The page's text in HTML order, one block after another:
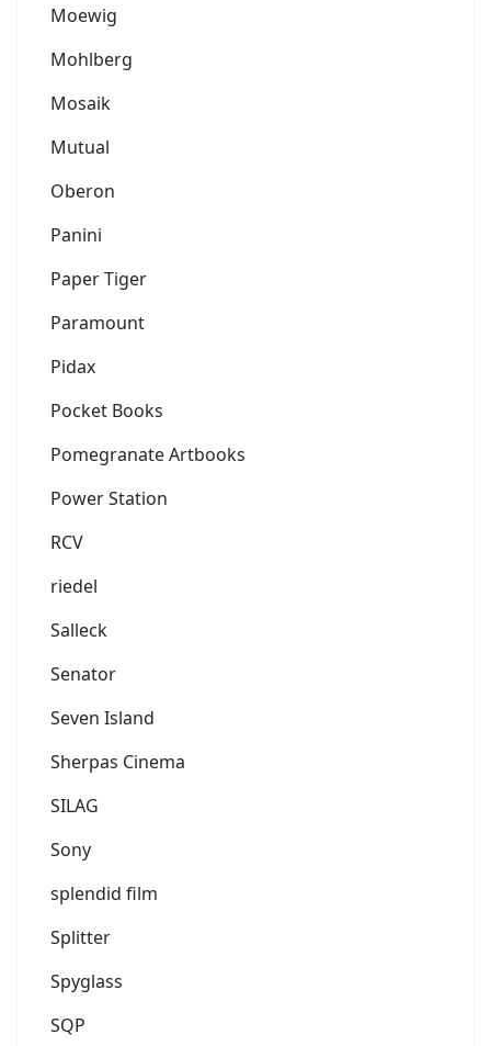
Moewig
Mohlberg
Mosaik
Mutual
Oberon
Panini
Paper Tiger
Paramount
Pidax
Pocket Books
Pomegranate Artbooks
Power Station
RCV
riedel
Salleck
Senator
Seven Island
Sherpas Cinema
SILAG
Sony
splendid film
Splitter
Spyglass
SQP